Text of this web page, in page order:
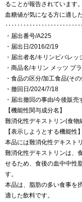
ることが報告されています
血糖値が気になる方に適し
・届出番号/A225
・届出日/2016/2/19
・届出者名/キリンビバレッ
・商品名/キリン メッツ プ
・食品の区分/加工食品(そ
・撤回日/2024/7/18
・届出撤回の事由/今後販売
【機能性関与成分名】
難消化性デキストリン(食物
【表示しようとする機能性】
本品には難消化性デキスト
難消化性デキストリンは、
せるため、食後の血中中性
す。
本品は、脂肪の多い食事を
適した飲料です。